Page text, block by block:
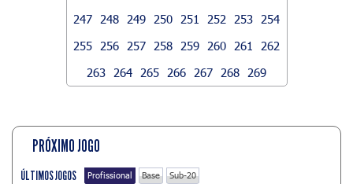
247
248 249 250 251 252 253
254
255
256 257 258 259 260 261
262
263
264 265 266 267 268 269
PRÓXIMO JOGO
ÚLTIMOS JOGOS Profissional Base Sub-20